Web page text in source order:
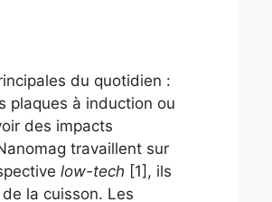
du quotidien :
plaques à induction ou
des impacts
travaillent sur
low-tech [1], ils
la cuisson. Les